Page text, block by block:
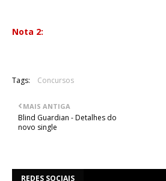
Nota 2:
Tags: Concursos
MAIS ANTIGA
Blind Guardian - Detalhes do
novo single
REDES SOCIAIS